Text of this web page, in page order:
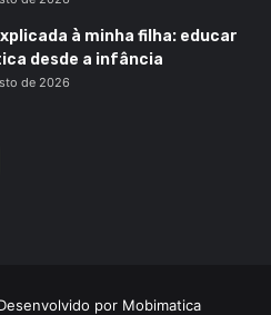
à minha filha: educar
desde a infância
de 2026
por Mobimatica